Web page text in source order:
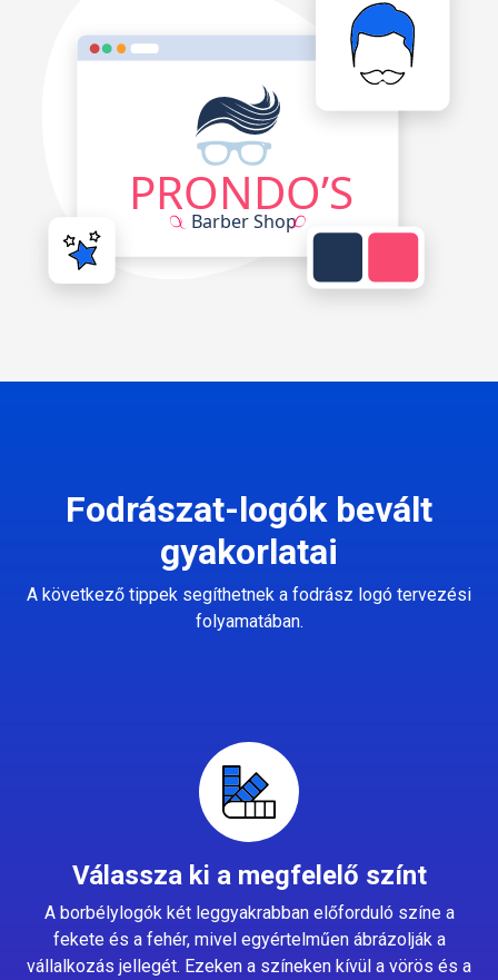
Fodrászat-logók bevált
gyakorlatai
A következő tippek segíthetnek a fodrász logó tervezési
folyamatában.
Válassza ki a megfelelő színt
A borbélylogók két leggyakrabban előforduló színe a
fekete és a fehér, mivel egyértelműen ábrázolják a
vállalkozás jellegét. Ezeken a színeken kívül a vörös és a